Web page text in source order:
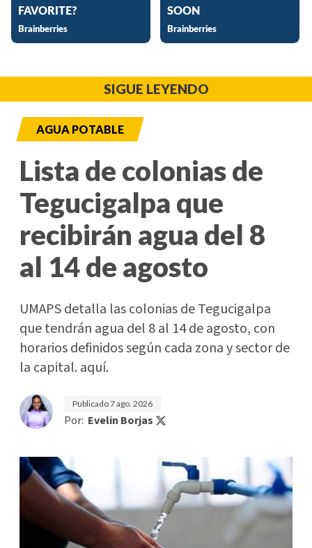
SIGUE LEYENDO
AGUA POTABLE
Lista de colonias de
Tegucigalpa que
recibirán agua del 8
al 14 de agosto
UMAPS detalla las colonias de Tegucigalpa
que tendrán agua del 8 al 14 de agosto, con
horarios definidos según cada zona y sector de
la capital. aquí.
Publicado7 ago. 2026
Por: Evelin Borjas